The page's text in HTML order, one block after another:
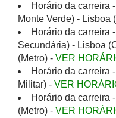
Horário da carreira
Monte Verde) - Lisboa
Horário da carreira
Secundária) - Lisboa
(Metro) - VER
Horário da carreira
Militar) - VER
Horário da carreira
(Metro) - VER